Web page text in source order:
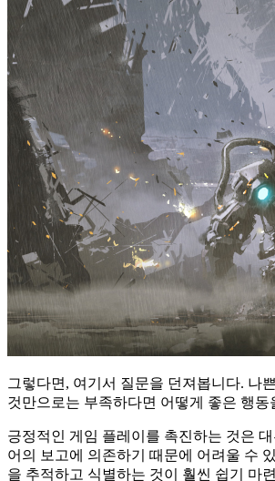
그렇다면, 여기서 질문을 던져봅니다. 나
것만으로는 부족하다면 어떻게 좋은 행동
긍정적인 게임 플레이를 촉진하는 것은 대
어의 보고에 의존하기 때문에 어려울 수
을 추적하고 식별하는 것이 훨씬 쉽기 마